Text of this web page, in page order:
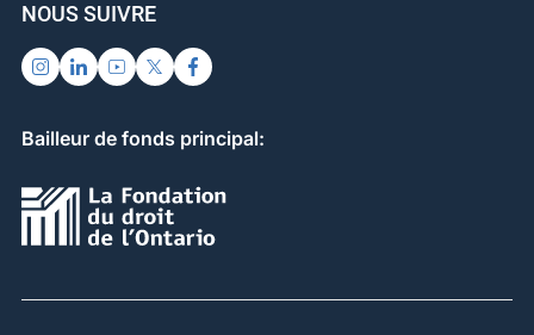
NOUS SUIVRE
Bailleur de fonds principal: